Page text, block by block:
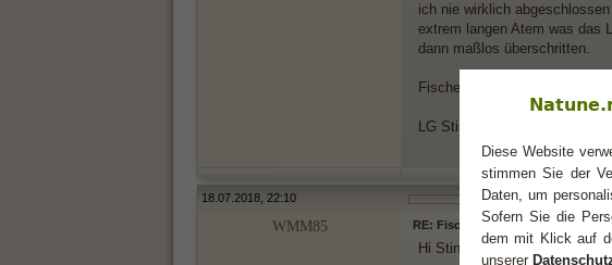
ich nie wirklich
extrem langen Atem was das
dann maßlos überschritten.
Fische können sehr schlecht
LG Stina
18.07.2018, 22:10
WMM85 RE: Fische - Wassermann
Hi Stina,
Diese Website
stimmen Sie der
Daten, um
Sofern Sie die
dem mit Klick auf
unserer